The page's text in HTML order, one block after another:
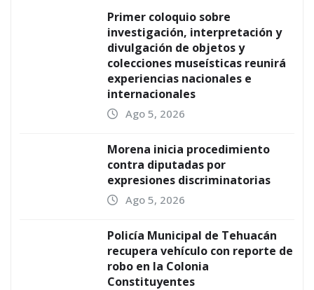
Primer coloquio sobre
investigación, interpretación y
divulgación de objetos y
colecciones museísticas reunirá
experiencias nacionales e
internacionales
Ago 5, 2026
Morena inicia procedimiento
contra diputadas por
expresiones discriminatorias
Ago 5, 2026
Policía Municipal de Tehuacán
recupera vehículo con reporte de
robo en la Colonia
Constituyentes